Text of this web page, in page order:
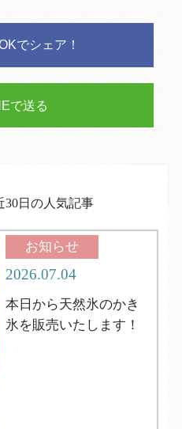
でシェア！
で送る
30日の人気記事
お知らせ
2026.07.04
本日から天然氷のかき
氷を販売いたします！